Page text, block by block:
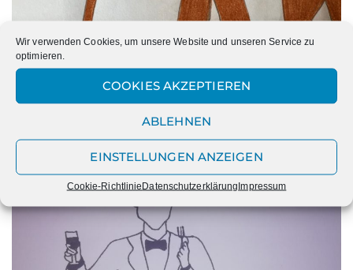
Wir verwenden Cookies, um unsere Website und unseren Service zu
optimieren.
COOKIES AKZEPTIEREN
ABLEHNEN
EINSTELLUNGEN ANZEIGEN
Cookie-RichtlinieDatenschutzerklärungImpressum